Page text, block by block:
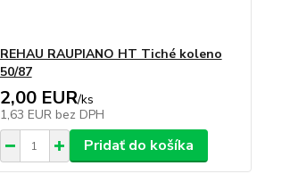
REHAU RAUPIANO HT Tiché koleno
50/87
2,00 EUR/ks
1,63 EUR bez DPH
Pridať do košíka